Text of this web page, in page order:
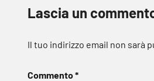
Lascia un
Il tuo indirizzo email non sarà
Commento*